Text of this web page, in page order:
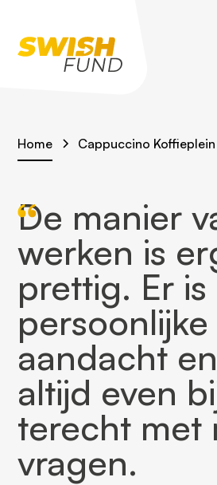
Home Cappuccino Koffieplein
De manier
werken is
prettig. Er is
persoonlijke
aandacht
altijd even
terecht met
vragen.